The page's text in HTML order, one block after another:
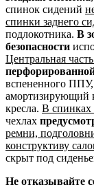
спинок сидений
спинки заднего
подлокотника. В
безопасности
Центральная
вспененного
амортизирующий
кресла. В спинках
чехлах
ремни,
конструктиву
скрыт под
Не отказывайте